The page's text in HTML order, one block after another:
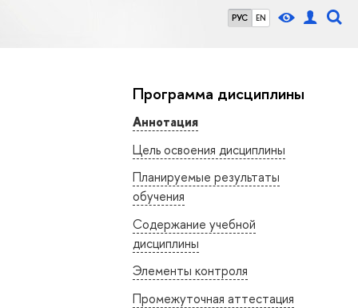
РУС EN
Программа дисциплины
Аннотация
Цель освоения дисциплины
Планируемые результаты
обучения
Содержание учебной
дисциплины
Элементы контроля
Промежуточная аттестация